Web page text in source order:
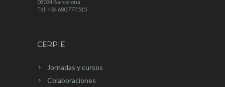
08034 Barcelona
Tel. +34 680 777 515
CERPIE
Jornadas y cursos
Colaboraciones